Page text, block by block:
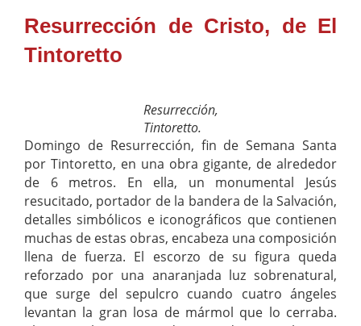
Resurrección de Cristo, de El
Tintoretto
Resurrección,
Tintoretto.
Domingo de Resurrección, fin de Semana Santa
por Tintoretto, en una obra gigante, de alrededor
de 6 metros. En ella, un monumental Jesús
resucitado, portador de la bandera de la Salvación,
detalles simbólicos e iconográficos que contienen
muchas de estas obras, encabeza una composición
llena de fuerza. El escorzo de su figura queda
reforzado por una anaranjada luz sobrenatural,
que surge del sepulcro cuando cuatro ángeles
levantan la gran losa de mármol que lo cerraba.